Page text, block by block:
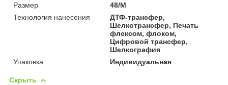
Размер
48/M
Технология нанесения
ДТФ-трансфер,
Шелкотрансфер, Печать
флексом, флоком,
Цифровой трансфер,
Шелкография
Упаковка
Индивидуальная
Скрыть